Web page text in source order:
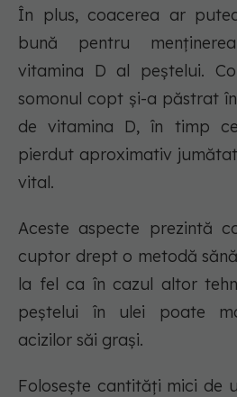
În plus, coacerea ar
bună pentru
vitamina D al peștelui.
somonul copt și-a păstrat
de vitamina D, în timp
pierdut aproximativ
vital.
Aceste aspecte prezintă
cuptor drept o metodă
la fel ca în cazul altor
peștelui în ulei poate
acizilor săi grași.
Folosește cantități mici de